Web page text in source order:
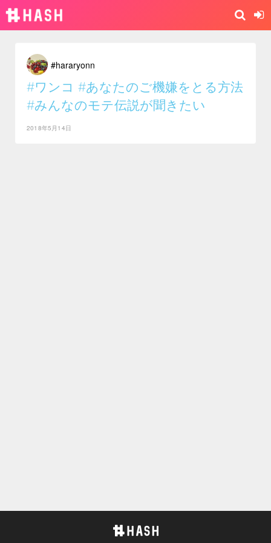
#hararyonn
#ワンコ #あなたのご機嫌をとる方法
#みんなのモテ伝説が聞きたい
2018年5月14日